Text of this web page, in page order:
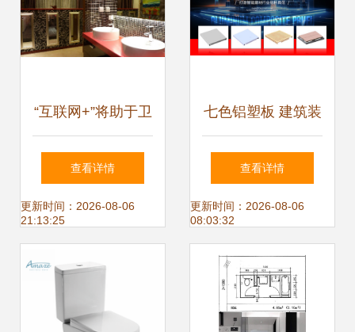
“互联网+”将助于卫
浴企业加速在城镇
化的发展
查看详情
更新时间：2026-08-06
21:13:25
七色铝塑板 建筑装
饰材料的色彩新主
张
查看详情
更新时间：2026-08-06
08:03:32